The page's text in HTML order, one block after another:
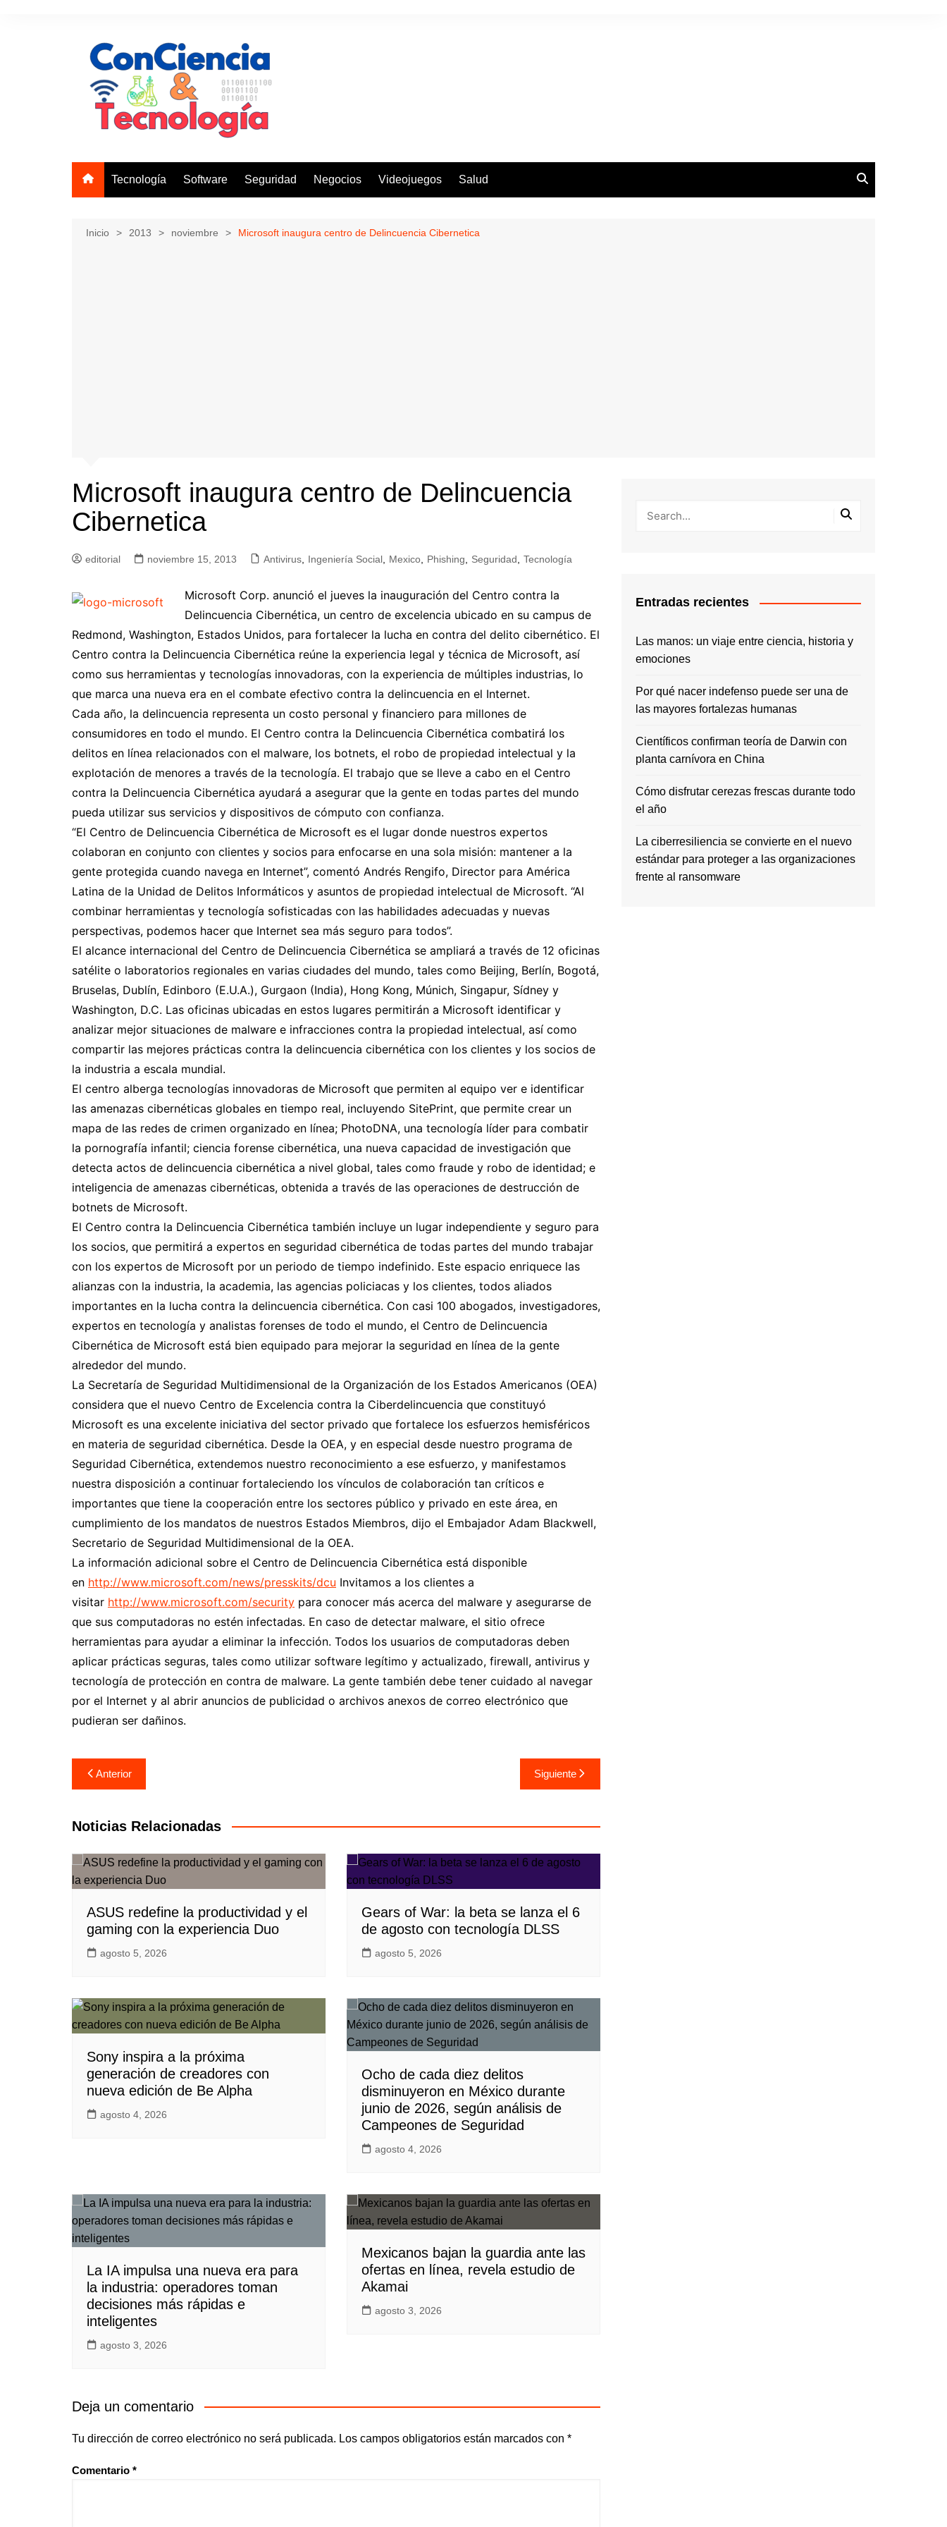
Tecnología Software Seguridad Negocios Videojuegos Salud
Inicio 2013 noviembre Microsoft inaugura centro de Delincuencia Cibernetica
Microsoft inaugura centro de Delincuencia
Cibernetica
editorial noviembre 15, 2013 Antivirus Ingeniería Social Mexico Phishing Seguridad Tecnología
Microsoft Corp. anunció el jueves la inauguración del Centro contra la
Delincuencia Cibernética, un centro de excelencia ubicado en su campus de
Redmond, Washington, Estados Unidos, para fortalecer la lucha en contra del delito cibernético. El
Centro contra la Delincuencia Cibernética reúne la experiencia legal y técnica de Microsoft, así
como sus herramientas y tecnologías innovadoras, con la experiencia de múltiples industrias, lo
que marca una nueva era en el combate efectivo contra la delincuencia en el Internet.
Cada año, la delincuencia representa un costo personal y financiero para millones de
consumidores en todo el mundo. El Centro contra la Delincuencia Cibernética combatirá los
delitos en línea relacionados con el malware, los botnets, el robo de propiedad intelectual y la
explotación de menores a través de la tecnología. El trabajo que se lleve a cabo en el Centro
contra la Delincuencia Cibernética ayudará a asegurar que la gente en todas partes del mundo
pueda utilizar sus servicios y dispositivos de cómputo con confianza.
“El Centro de Delincuencia Cibernética de Microsoft es el lugar donde nuestros expertos
colaboran en conjunto con clientes y socios para enfocarse en una sola misión: mantener a la
gente protegida cuando navega en Internet”, comentó Andrés Rengifo, Director para América
Latina de la Unidad de Delitos Informáticos y asuntos de propiedad intelectual de Microsoft. “Al
combinar herramientas y tecnología sofisticadas con las habilidades adecuadas y nuevas
perspectivas, podemos hacer que Internet sea más seguro para todos”.
El alcance internacional del Centro de Delincuencia Cibernética se ampliará a través de 12 oficinas
satélite o laboratorios regionales en varias ciudades del mundo, tales como Beijing, Berlín, Bogotá,
Bruselas, Dublín, Edinboro (E.U.A.), Gurgaon (India), Hong Kong, Múnich, Singapur, Sídney y
Washington, D.C. Las oficinas ubicadas en estos lugares permitirán a Microsoft identificar y
analizar mejor situaciones de malware e infracciones contra la propiedad intelectual, así como
compartir las mejores prácticas contra la delincuencia cibernética con los clientes y los socios de
la industria a escala mundial.
El centro alberga tecnologías innovadoras de Microsoft que permiten al equipo ver e identificar
las amenazas cibernéticas globales en tiempo real, incluyendo SitePrint, que permite crear un
mapa de las redes de crimen organizado en línea; PhotoDNA, una tecnología líder para combatir
la pornografía infantil; ciencia forense cibernética, una nueva capacidad de investigación que
detecta actos de delincuencia cibernética a nivel global, tales como fraude y robo de identidad; e
inteligencia de amenazas cibernéticas, obtenida a través de las operaciones de destrucción de
botnets de Microsoft.
El Centro contra la Delincuencia Cibernética también incluye un lugar independiente y seguro para
los socios, que permitirá a expertos en seguridad cibernética de todas partes del mundo trabajar
con los expertos de Microsoft por un periodo de tiempo indefinido. Este espacio enriquece las
alianzas con la industria, la academia, las agencias policiacas y los clientes, todos aliados
importantes en la lucha contra la delincuencia cibernética. Con casi 100 abogados, investigadores,
expertos en tecnología y analistas forenses de todo el mundo, el Centro de Delincuencia
Cibernética de Microsoft está bien equipado para mejorar la seguridad en línea de la gente
alrededor del mundo.
La Secretaría de Seguridad Multidimensional de la Organización de los Estados Americanos (OEA)
considera que el nuevo Centro de Excelencia contra la Ciberdelincuencia que constituyó
Microsoft es una excelente iniciativa del sector privado que fortalece los esfuerzos hemisféricos
en materia de seguridad cibernética. Desde la OEA, y en especial desde nuestro programa de
Seguridad Cibernética, extendemos nuestro reconocimiento a ese esfuerzo, y manifestamos
nuestra disposición a continuar fortaleciendo los vínculos de colaboración tan críticos e
importantes que tiene la cooperación entre los sectores público y privado en este área, en
cumplimiento de los mandatos de nuestros Estados Miembros, dijo el Embajador Adam Blackwell,
Secretario de Seguridad Multidimensional de la OEA.
La información adicional sobre el Centro de Delincuencia Cibernética está disponible
en http://www.microsoft.com/news/presskits/dcu Invitamos a los clientes a
visitar http://www.microsoft.com/security para conocer más acerca del malware y asegurarse de
que sus computadoras no estén infectadas. En caso de detectar malware, el sitio ofrece
herramientas para ayudar a eliminar la infección. Todos los usuarios de computadoras deben
aplicar prácticas seguras, tales como utilizar software legítimo y actualizado, firewall, antivirus y
tecnología de protección en contra de malware. La gente también debe tener cuidado al navegar
por el Internet y al abrir anuncios de publicidad o archivos anexos de correo electrónico que
pudieran ser dañinos.
Navegación
de
entradas
Anterior Siguiente
Noticias Relacionadas
ASUS redefine la productividad y el
gaming con la experiencia Duo
agosto 5, 2026
Gears of War: la beta se lanza el 6
de agosto con tecnología DLSS
agosto 5, 2026
Sony inspira a la próxima
generación de creadores con
nueva edición de Be Alpha
agosto 4, 2026
Ocho de cada diez delitos
disminuyeron en México durante
junio de 2026, según análisis de
Campeones de Seguridad
agosto 4, 2026
La IA impulsa una nueva era para
la industria: operadores toman
decisiones más rápidas e
inteligentes
agosto 3, 2026
Mexicanos bajan la guardia ante las
ofertas en línea, revela estudio de
Akamai
agosto 3, 2026
Deja un comentario
Tu dirección de correo electrónico no será publicada. Los campos obligatorios están marcados con *
Comentario *
Entradas recientes
Las manos: un viaje entre ciencia, historia y
emociones
Por qué nacer indefenso puede ser una de
las mayores fortalezas humanas
Científicos confirman teoría de Darwin con
planta carnívora en China
Cómo disfrutar cerezas frescas durante todo
el año
La ciberresiliencia se convierte en el nuevo
estándar para proteger a las organizaciones
frente al ransomware